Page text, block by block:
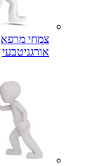
צמחי מרפא
אורגניטבעי